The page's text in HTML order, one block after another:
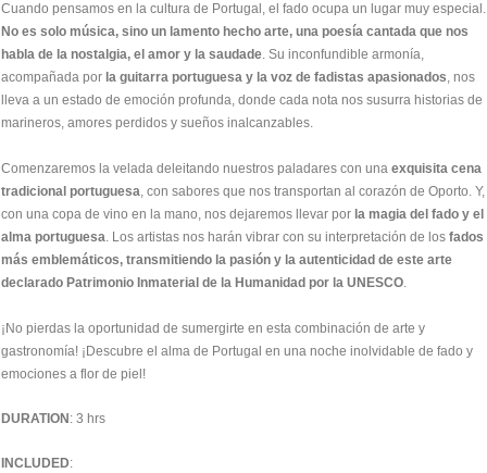
Cuando pensamos en la cultura de Portugal, el fado ocupa un lugar muy especial.
No es solo música, sino un lamento hecho arte, una poesía cantada que nos
habla de la nostalgia, el amor y la saudade. Su inconfundible armonía,
acompañada por la guitarra portuguesa y la voz de fadistas apasionados, nos
lleva a un estado de emoción profunda, donde cada nota nos susurra historias de
marineros, amores perdidos y sueños inalcanzables.
Comenzaremos la velada deleitando nuestros paladares con una exquisita cena
tradicional portuguesa, con sabores que nos transportan al corazón de Oporto. Y,
con una copa de vino en la mano, nos dejaremos llevar por la magia del fado y el
alma portuguesa. Los artistas nos harán vibrar con su interpretación de los fados
más emblemáticos, transmitiendo la pasión y la autenticidad de este arte
declarado Patrimonio Inmaterial de la Humanidad por la UNESCO.
¡No pierdas la oportunidad de sumergirte en esta combinación de arte y
gastronomía! ¡Descubre el alma de Portugal en una noche inolvidable de fado y
emociones a flor de piel!
DURATION : 3 hrs
INCLUDED: